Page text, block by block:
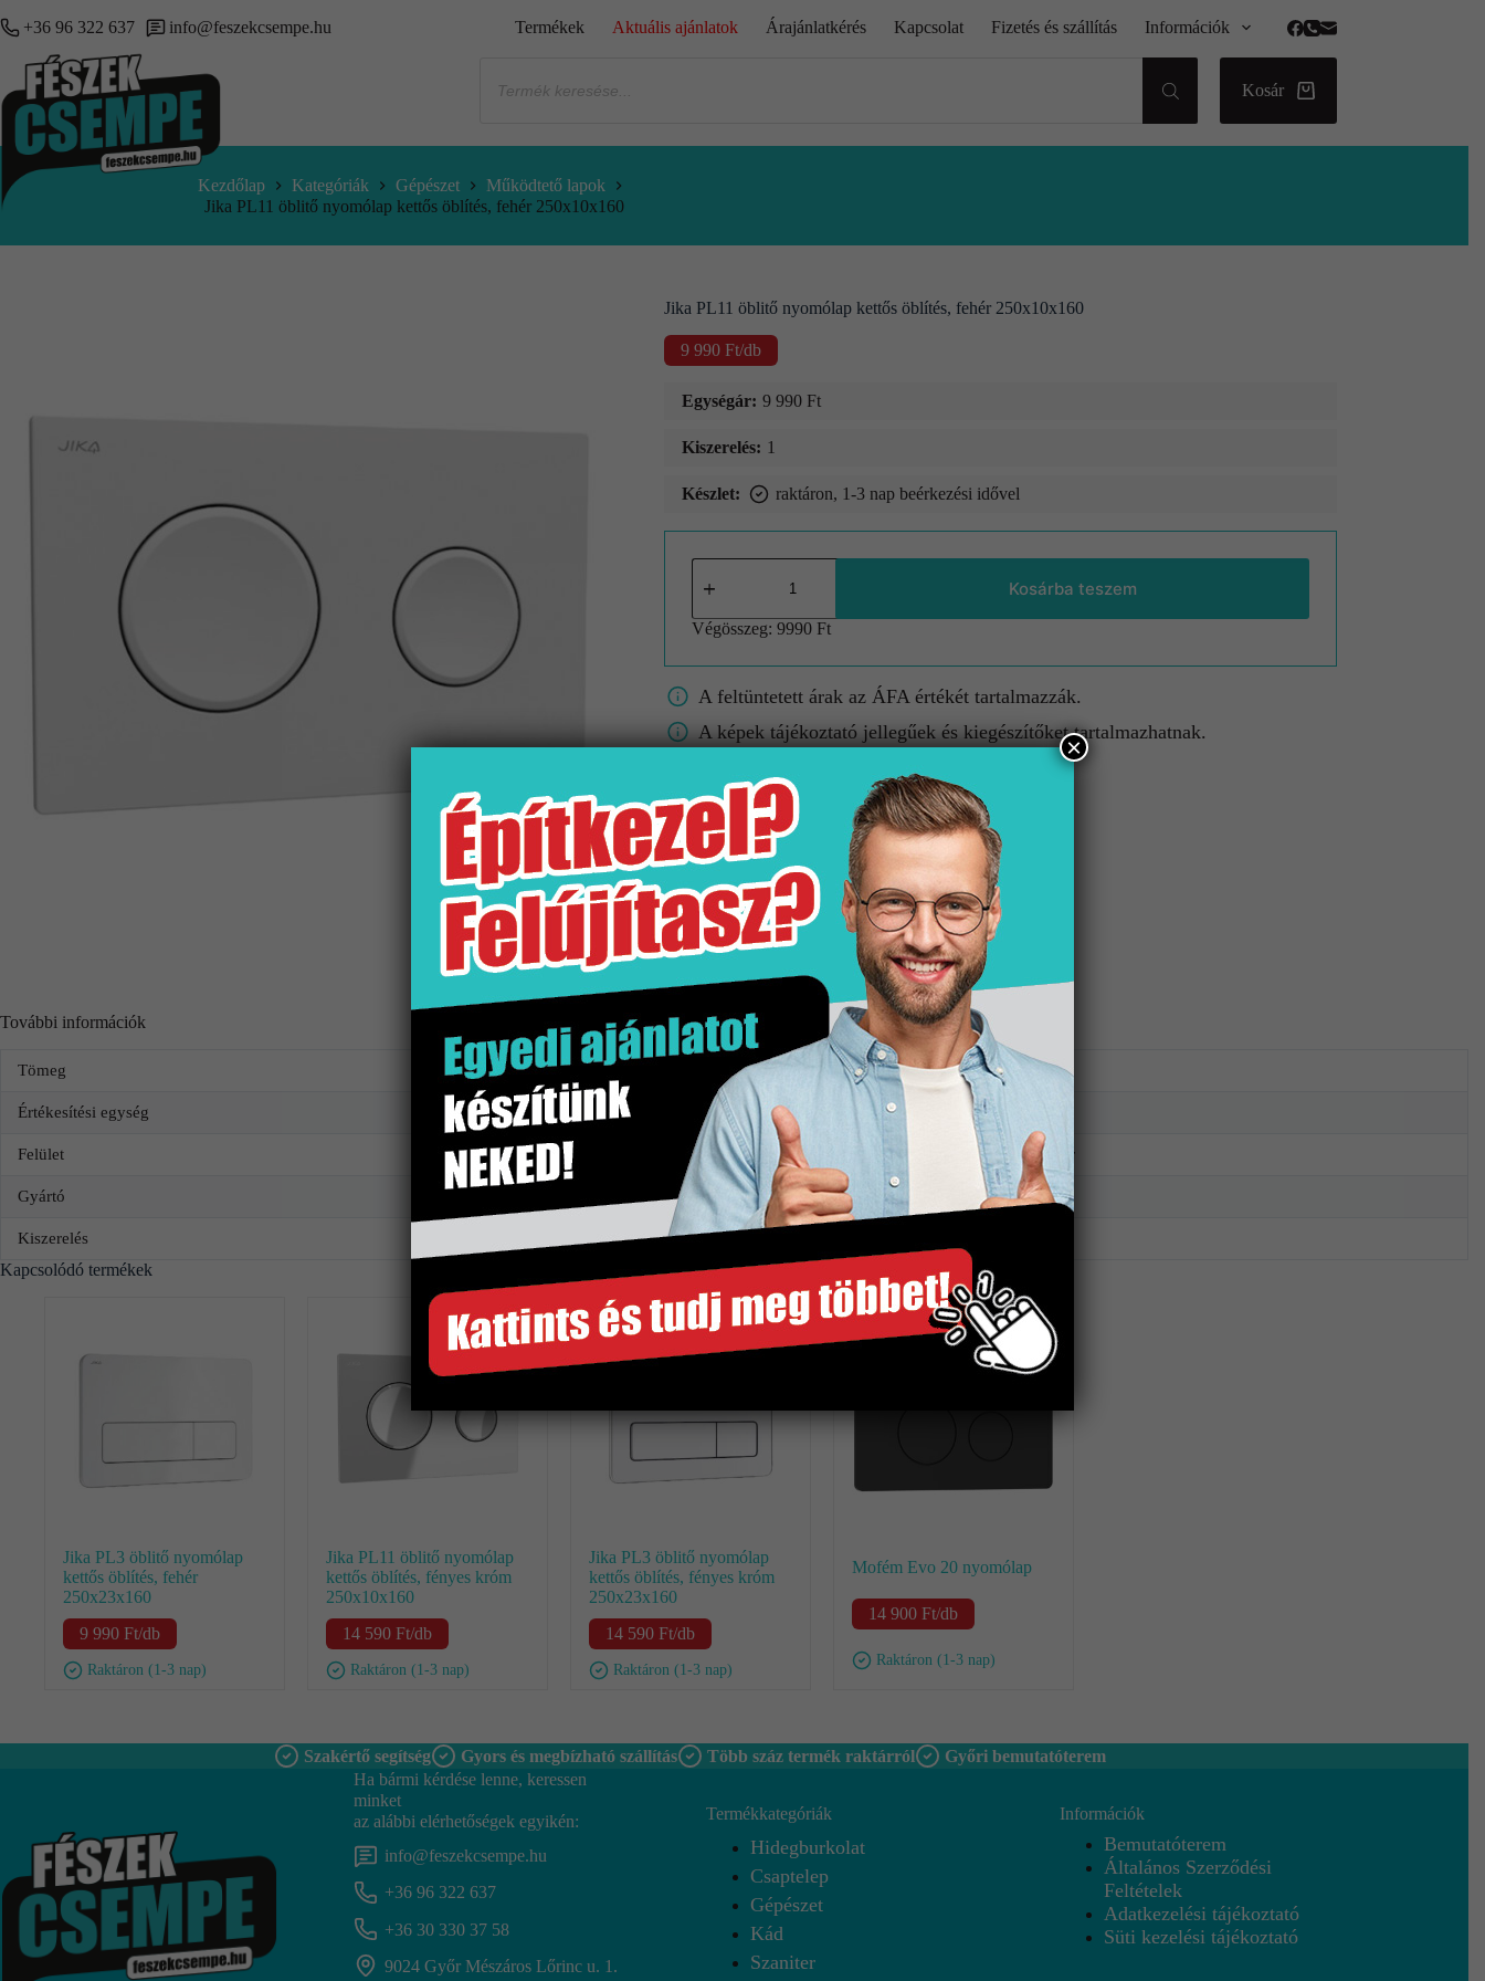
+36 96 322 637 info@feszekcsempe.hu Termékek Aktuális ajánlatok Árajánlatkérés Kapcsolat Fizetés és szállítás Információk
Kosár
Kezdőlap Kategóriák Gépészet
Működtető lapok
Jika PL11 öblitő nyomólap kettős öblítés, fehér 250x10x160
Jika PL11 öblitő nyomólap kettős öblítés, fehér 250x10x160
9 990 Ft/db
Egységár: 9 990 Ft
Kiszerelés: 1
Készlet: raktáron, 1-3 nap beérkezési idővel
Kosárba teszem
Végösszeg:9990 Ft
A feltüntetett árak az ÁFA értékét tartalmazzák.
A képek tájékoztató jellegűek és kiegészítőket tartalmazhatnak.
A színek/minták a valóságban eltérhetnek.
Gyártó
Jika
Kiszerelés
1 db
Felület
Fehér
További információk
Tömeg 2 kg
Értékesítési egység
Felület Fehér
Gyártó Jika
Kiszerelés
Kapcsolódó termékek
Jika PL3 öblitő nyomólap
kettős öblítés, fehér
250x23x160
9 990 Ft/db
Raktáron (1-3 nap)
Jika PL11 öblitő nyomólap
kettős öblítés, fényes króm
250x10x160
14 590 Ft/db
Raktáron (1-3 nap)
Jika PL3 öblitő nyomólap
kettős öblítés, fényes króm
250x23x160
14 590 Ft/db
Raktáron (1-3 nap)
Mofém Evo 20 nyomólap
14 900 Ft/db
Raktáron (1-3 nap)
Szakértő segítség Gyors és megbízható szállítás Több száz termék raktárról
Győri bemutatóterem
Ha bármi kérdése lenne, keressen
minket
az alábbi elérhetőségek egyikén:
info@feszekcsempe.hu
+36 96 322 637
+36 30 330 37 58
9024 Győr Mészáros Lőrinc u. 1.
Termékkategóriák
Hidegburkolat
Csaptelep
Gépészet
Kád
Szaniter
Információk
Bemutatóterem
Általános Szerződési
Feltételek
Adatkezelési tájékoztató
Süti kezelési tájékoztató
×